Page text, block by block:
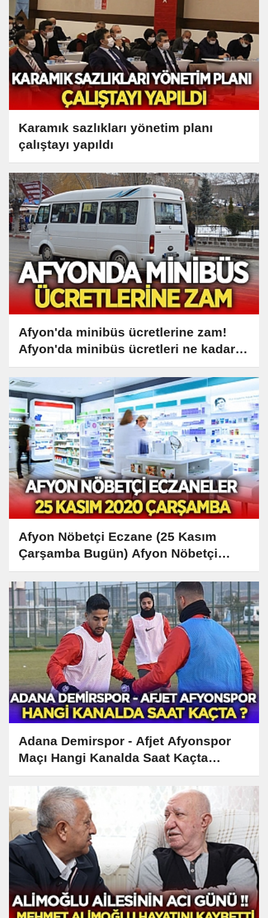
Karamık sazlıkları yönetim planı
çalıştayı yapıldı
Afyon'da minibüs ücretlerine zam!
Afyon'da minibüs ücretleri ne kadar
oldu?
Afyon Nöbetçi Eczane (25 Kasım
Çarşamba Bugün) Afyon Nöbetçi
Eczaneler Listesi
Adana Demirspor - Afjet Afyonspor
Maçı Hangi Kanalda Saat Kaçta
Yayınlanacak?